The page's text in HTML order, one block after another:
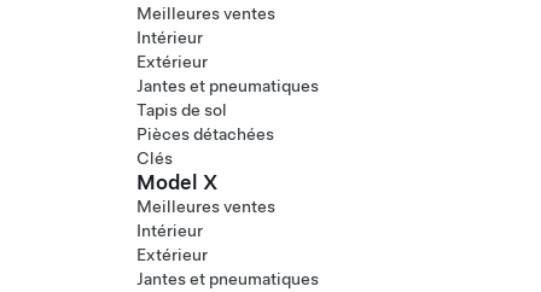
Meilleures ventes
Intérieur
Extérieur
Jantes et pneumatiques
Tapis de sol
Pièces détachées
Clés
Model X
Meilleures ventes
Intérieur
Extérieur
Jantes et pneumatiques